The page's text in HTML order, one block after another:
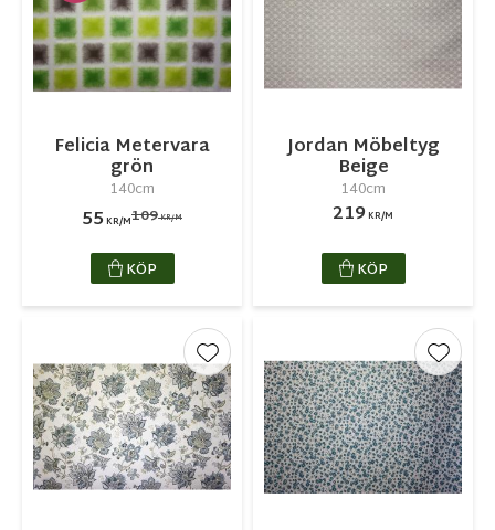
Felicia Metervara
grön
140cm
55 KR/M109KR/M
KÖP
Jordan Möbeltyg
Beige
140cm
219 KR/M
KÖP
Lägg till i favoriter Lägg